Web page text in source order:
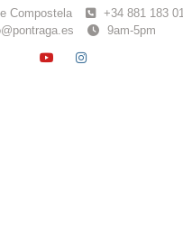
Compostela
+34 881 183
9am-5pm
YOUTUBE
INSTAGRAM